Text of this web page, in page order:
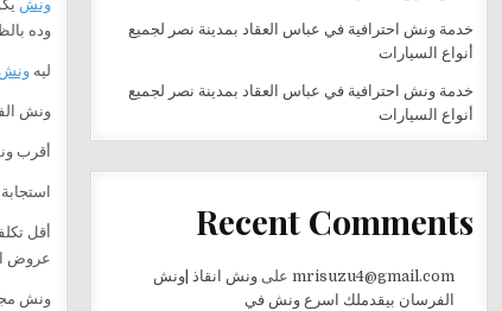
ونش
وده
ليهونش
ونش
أقرب
أقل
عروض الفرسان
ونش
خدمة ونش احترافية في عباس العقاد بمدينة نصر لجميع
أنواع السيارات
خدمة ونش احترافية في عباس العقاد بمدينة نصر لجميع
أنواع السيارات
Recent Comments
mrisuzu4@gmail.comعلى ونش انقاذ |ونش
الفرسان بيقدملك اسرع ونش في